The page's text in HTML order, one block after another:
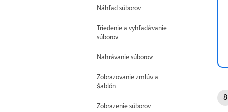
Náhľad súborov
Triedenie a vyhľadávanie
súborov
Nahrávanie súborov
Zobrazovanie zmlúv a
šablón
Zobrazenie súborov